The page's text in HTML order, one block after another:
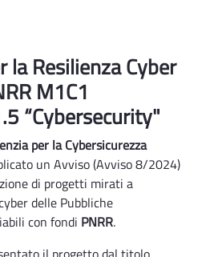
la Resilienza Cyber
M1C1
“Cybersecurity"
per la Cybersicurezza
un Avviso (Avviso 8/2024)
di progetti mirati a
delle Pubbliche
con fondi PNRR.